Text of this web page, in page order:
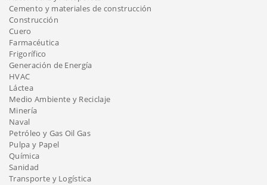
Cemento y materiales de construcción
Construcción
Cuero
Farmacéutica
Frigorífico
Generación de Energía
HVAC
Láctea
Medio Ambiente y Reciclaje
Minería
Naval
Petróleo y Gas Oil Gas
Pulpa y Papel
Química
Sanidad
Transporte y Logística